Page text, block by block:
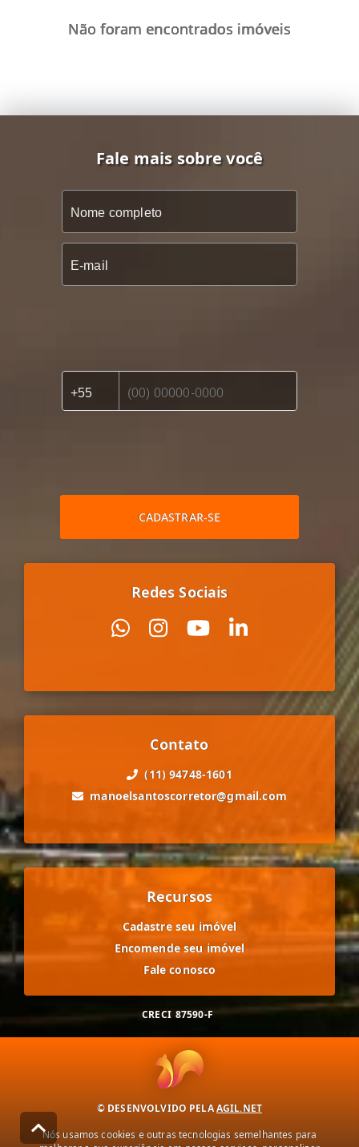
Não foram encontrados imóveis
Fale mais sobre você
CADASTRAR-SE
Redes Sociais
Contato
(11) 94748-1601
manoelsantoscorretor@gmail.com
Recursos
Cadastre seu imóvel
Encomende seu imóvel
Fale conosco
CRECI 87590-F
© DESENVOLVIDO PELAAGIL.NET
Nós usamos cookies e outras tecnologias semelhantes para